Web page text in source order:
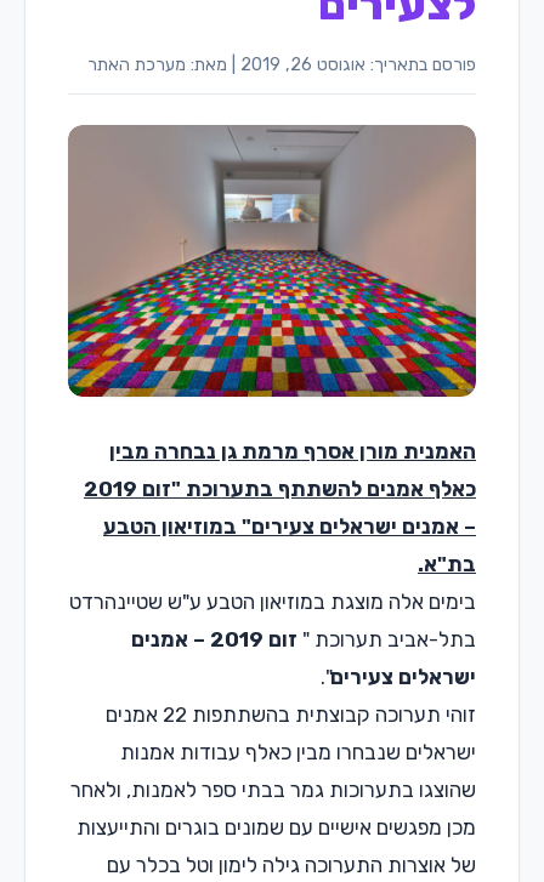
פורסם בתאריך: אוגוסט 26, 2019 מאת: מערכת האתר
האמנית מורן אסרף מרמת גן נבחרה מבין
כאלף אמנים להשתתף בתערוכת "זום 2019
– אמנים ישראלים צעירים" במוזיאון הטבע
בת"א.
בימים אלה מוצגת במוזיאון הטבע ע"ש שטיינהרדט
בתל-אביב תערוכת "
זום 2019 – אמנים
ישראלים צעירים".
זוהי תערוכה קבוצתית בהשתתפות 22 אמנים
ישראלים שנבחרו מבין כאלף עבודות אמנות
שהוצגו בתערוכות גמר בבתי ספר לאמנות, ולאחר
מכן מפגשים אישיים עם שמונים בוגרים והתייעצות
של אוצרות התערוכה גילה לימון וטל בכלר עם